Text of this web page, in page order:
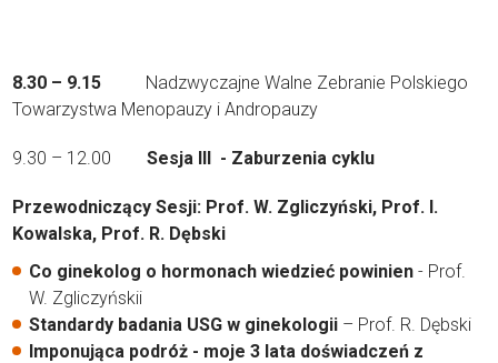
8.30 – 9.15
Nadzwyczajne Walne Zebranie Polskiego
Towarzystwa Menopauzy i Andropauzy
9.30 – 12.00Sesja III - Zaburzenia cyklu
Przewodniczący Sesji: Prof. W. Zgliczyński, Prof. I.
Kowalska, Prof. R. Dębski
Co ginekolog o hormonach wiedzieć powinien - Prof.
W. Zgliczyńskii
Standardy badania USG w ginekologii – Prof. R. Dębski
Imponująca podróż - moje 3 lata doświadczeń z